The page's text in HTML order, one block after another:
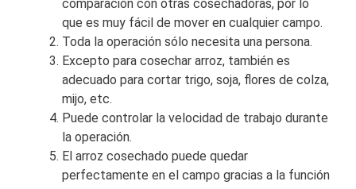
comparación con otras cosechadoras, por lo
que es muy fácil de mover en cualquier campo.
Toda la operación sólo necesita una persona.
Excepto para cosechar arroz, también es
adecuado para cortar trigo, soja, flores de colza,
mijo, etc.
Puede controlar la velocidad de trabajo durante
la operación.
El arroz cosechado puede quedar
perfectamente en el campo gracias a la función